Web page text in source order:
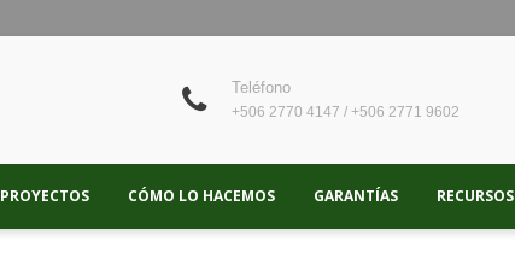
Teléfono
+506 2770 4147 / +506 2771 9602
PROYECTOS CÓMO LO HACEMOS GARANTÍAS RECURSOS